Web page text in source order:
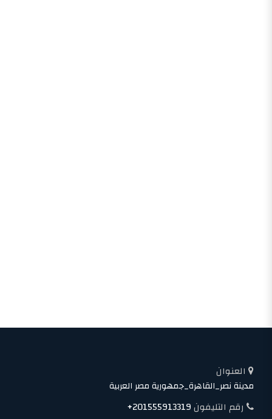
العنوان
مدينة نصر_القاهرة_جمهورية مصر العربية
رقم التليفون+201555913319